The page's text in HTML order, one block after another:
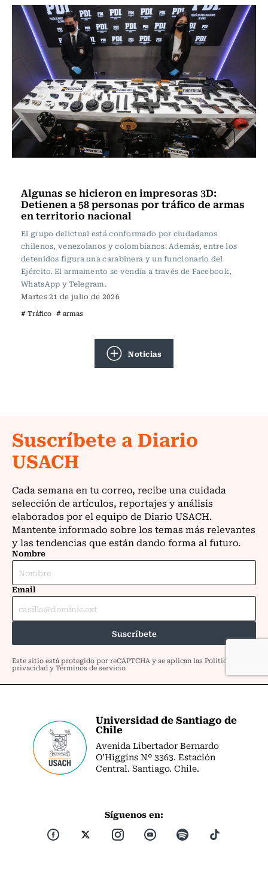
Algunas se hicieron en impresoras 3D:
Detienen a 58 personas por tráfico de armas
en territorio nacional
El grupo delictual está conformado por ciudadanos
chilenos, venezolanos y colombianos. Además, entre los
detenidos figura una carabinera y un funcionario del
Ejército. El armamento se vendía a través de Facebook,
WhatsApp y Telegram.
Martes 21 de julio de 2026
# Tráfico # armas
Noticias
Universidad de Santiago de
Chile
Avenida Libertador Bernardo
O’Higgins Nº 3363. Estación
Central. Santiago. Chile.
Síguenos en: